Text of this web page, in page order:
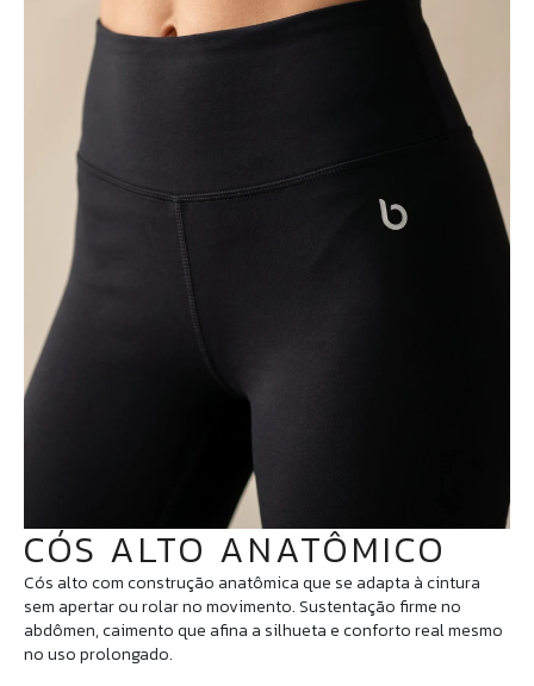
CÓS ALTO ANATÔMICO
Cós alto com construção anatômica que se adapta à cintura
sem apertar ou rolar no movimento. Sustentação firme no
abdômen, caimento que afina a silhueta e conforto real mesmo
no uso prolongado.